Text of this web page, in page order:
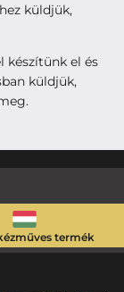
küldjük,
készítünk el és
küldjük,
termék